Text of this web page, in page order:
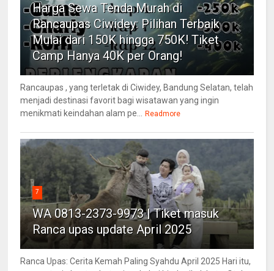
Harga Sewa Tenda Murah di
Rancaupas Ciwidey: Pilihan Terbaik
Mulai dari 150K hingga 750K! Tiket
Camp Hanya 40K per Orang!
Rancaupas , yang terletak di Ciwidey, Bandung Selatan, telah
menjadi destinasi favorit bagi wisatawan yang ingin
menikmati keindahan alam pe...
Readmore
7
WA 0813-2373-9973 | Tiket masuk
Ranca upas update April 2025
Ranca Upas: Cerita Kemah Paling Syahdu April 2025 Hari itu,